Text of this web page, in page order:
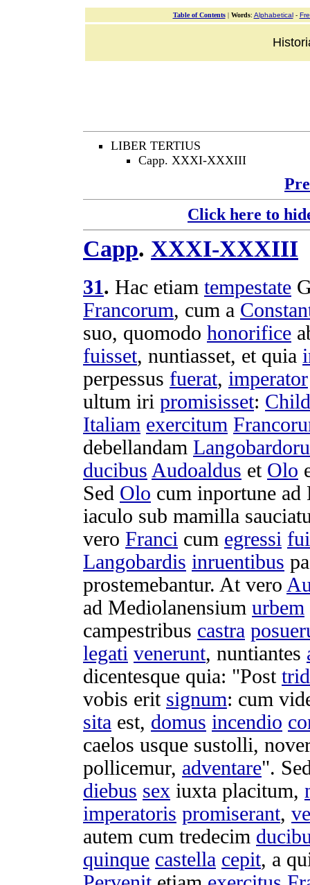
Table of Contents| Words: Alphabetical-
LIBER TERTIUS
Capp. XXXI-XXXIII
Click here to
Capp. XXXI-XXXIII
31. Hac etiam tempestate
Francorum, cum a
suo, quomodo honorifice
fuisset, nuntiasset, et quia
perpessus fuerat, imperator
ultum iri promisisset:
Italiam exercitum
debellandam
ducibus Audoaldus et Olo
Sed Olo cum inportune ad
iaculo sub mamilla
vero Franci cum egressi
Langobardis inruentibus
prostemebantur. At vero
ad Mediolanensium urbem
campestribus castra
legati venerunt, nuntiantes
dicentesque quia: "Post
vobis erit signum: cum
sita est, domus incendio
caelos usque sustolli,
pollicemur, adventare".
diebus sex iuxta placitum,
imperatoris promiserant,
autem cum tredecim
quinque castella cepit, a